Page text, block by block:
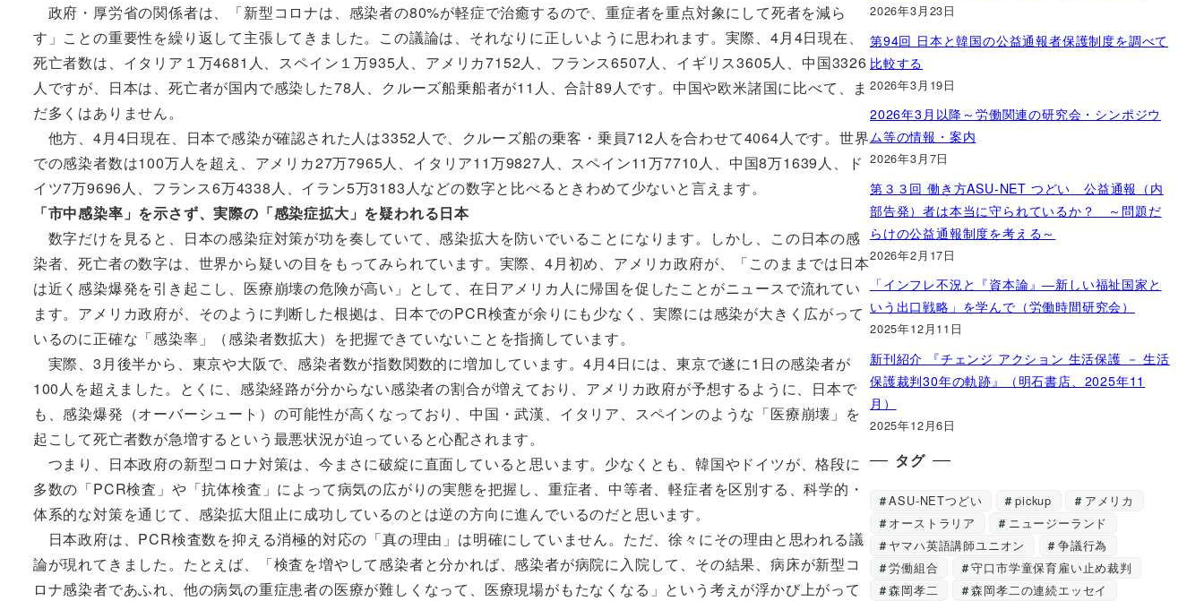
政府・厚労省の関係者は、「新型コロナは、感染者の80%が軽症で治癒するので、重症者を重点対象にして死者を減ら
す」ことの重要性を繰り返して主張してきました。この議論は、それなりに正しいように思われます。実際、4月4日現在、
死亡者数は、イタリア１万4681人、スペイン１万935人、アメリカ7152人、フランス6507人、イギリス3605人、中国3326
人ですが、日本は、死亡者が国内で感染した78人、クルーズ船乗船者が11人、合計89人です。中国や欧米諸国に比べて、ま
だ多くはありません。
他方、4月4日現在、日本で感染が確認された人は3352人で、クルーズ船の乗客・乗員712人を合わせて4064人です。世界
での感染者数は100万人を超え、アメリカ27万7965人、イタリア11万9827人、スペイン11万7710人、中国8万1639人、ド
イツ7万9696人、フランス6万4338人、イラン5万3183人などの数字と比べるときわめて少ないと言えます。
「市中感染率」を示さず、実際の「感染症拡大」を疑われる日本
数字だけを見ると、日本の感染症対策が功を奏していて、感染拡大を防いでいることになります。しかし、この日本の感
染者、死亡者の数字は、世界から疑いの目をもってみられています。実際、4月初め、アメリカ政府が、「このままでは日本
は近く感染爆発を引き起こし、医療崩壊の危険が高い」として、在日アメリカ人に帰国を促したことがニュースで流れてい
ます。アメリカ政府が、そのように判断した根拠は、日本でのPCR検査が余りにも少なく、実際には感染が大きく広がって
いるのに正確な「感染率」（感染者数拡大）を把握できていないことを指摘しています。
実際、3月後半から、東京や大阪で、感染者数が指数関数的に増加しています。4月4日には、東京で遂に1日の感染者が
100人を超えました。とくに、感染経路が分からない感染者の割合が増えており、アメリカ政府が予想するように、日本で
も、感染爆発（オーバーシュート）の可能性が高くなっており、中国・武漢、イタリア、スペインのような「医療崩壊」を
起こして死亡者数が急増するという最悪状況が迫っていると心配されます。
つまり、日本政府の新型コロナ対策は、今まさに破綻に直面していると思います。少なくとも、韓国やドイツが、格段に
多数の「PCR検査」や「抗体検査」によって病気の広がりの実態を把握し、重症者、中等者、軽症者を区別する、科学的・
体系的な対策を通じて、感染拡大阻止に成功しているのとは逆の方向に進んでいるのだと思います。
日本政府は、PCR検査数を抑える消極的対応の「真の理由」は明確にしていません。ただ、徐々にその理由と思われる議
論が現れてきました。たとえば、「検査を増やして感染者と分かれば、感染者が病院に入院して、その結果、病床が新型コ
ロナ感染者であふれ、他の病気の重症患者の医療が難しくなって、医療現場がもたなくなる」という考えが浮かび上がって
2026年3月23日
第94回 日本と韓国の公益通報者保護制度を調べて
比較する
2026年3月19日
2026年3月以降～労働関連の研究会・シンポジウ
ム等の情報・案内
2026年3月7日
第３３回 働き方ASU-NET つどい 公益通報（内
部告発）者は本当に守られているか？ ～問題だ
らけの公益通報制度を考える～
2026年2月17日
「インフレ不況と『資本論』―新しい福祉国家と
いう出口戦略」を学んで（労働時間研究会）
2025年12月11日
新刊紹介 『チェンジ アクション 生活保護 － 生活
保護裁判30年の軌跡』（明石書店、2025年11
月）
2025年12月6日
タグ
ASU-NETつどい pickup
アメリカ
オーストラリア
ニュージーランド
ヤマハ英語講師ユニオン
争議行為
労働組合
守口市学童保育雇い止め裁判
森岡孝二
森岡孝二の連続エッセイ